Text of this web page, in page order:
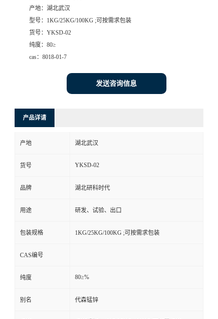
产地： 湖北武汉
型号： 1KG/25KG/100KG ;可按需求包装
货号： YKSD-02
纯度： 80≥
cas： 8018-01-7
发送咨询信息
产品详请
产地 湖北武汉
货号 YKSD-02
品牌 湖北研科时代
用途 研发、试验、出口
包装规格 1KG/25KG/100KG ;可按需求包装
CAS编号
纯度 80≥%
别名 代森锰锌